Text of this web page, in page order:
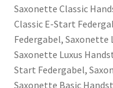
Saxonette Classic
Classic E-Start
Federgabel, Saxonette
Saxonette Luxus
Start Federgabel,
Saxonette Basic